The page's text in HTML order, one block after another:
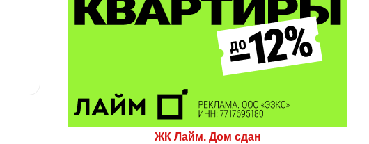
ЖК Лайм. Дом сдан